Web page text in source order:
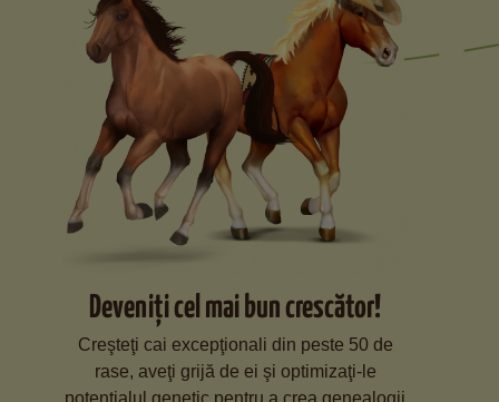
Deveniţi cel mai bun crescător!
Creşteţi cai excepţionali din peste 50 de
rase, aveţi grijă de ei şi optimizaţi-le
potenţialul genetic pentru a crea genealogii